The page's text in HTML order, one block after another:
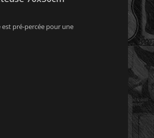
pré-percée pour une